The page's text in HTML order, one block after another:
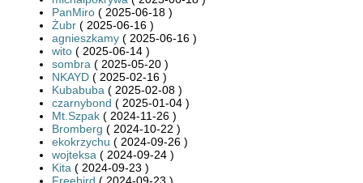
PanMiro ( 2025-06-18 )
Żubr ( 2025-06-16 )
agnieszkamy ( 2025-06-16 )
wito ( 2025-06-14 )
sombra ( 2025-05-20 )
NKAYD ( 2025-02-16 )
Kubabuba ( 2025-02-08 )
czarnybond ( 2025-01-04 )
Mt.Szpak ( 2024-11-26 )
Bromberg ( 2024-10-22 )
ekokrzychu ( 2024-09-26 )
wojteksa ( 2024-09-24 )
Kita ( 2024-09-23 )
Freebird ( 2024-09-23 )